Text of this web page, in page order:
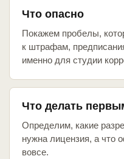
Что опасно
Покажем пробелы,
к штрафам,
именно для студии
Что делать
Определим, какие
нужна лицензия, а что
вовсе.